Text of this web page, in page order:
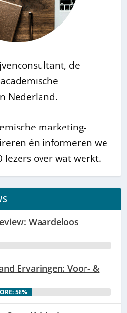
de
Nederland.
marketing-
én informeren we
lezers over wat werkt.
Waardeloos
Ervaringen: Voor- &
58%